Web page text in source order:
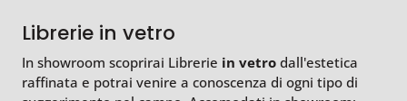
Librerie in vetro
In showroom scoprirai Librerie in vetro dall'estetica
raffinata e potrai venire a conoscenza di ogni tipo di